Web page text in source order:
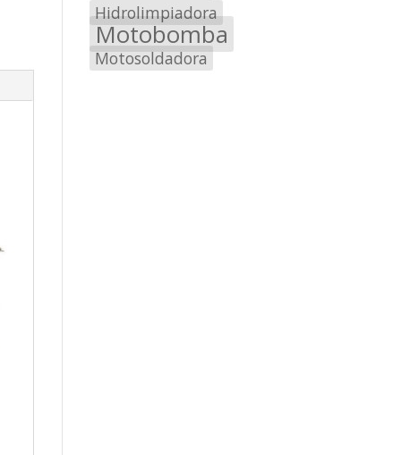
Hidrolimpiadora
Motobomba
Motosoldadora